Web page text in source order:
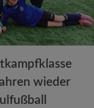
wieder